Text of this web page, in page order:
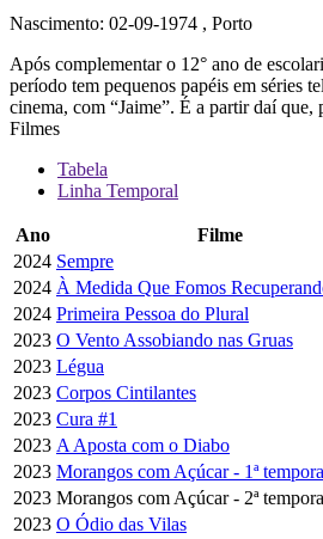
Nascimento: 02-09-1974 , Porto
Após complementar o 12° ano de
período tem pequenos papéis em séries
cinema, com “Jaime”. É a partir daí
Filmes
Tabela
Linha Temporal
Ano Filme
2024 Sempre
2024 À Medida Que Fomos
2024 Primeira Pessoa do Plural
2023 O Vento Assobiando nas Gruas
2023 Légua
2023 Corpos Cintilantes
2023 Cura #1
2023 A Aposta com o Diabo
2023 Morangos com Açúcar - 1ª
2023 Morangos com Açúcar - 2ª
2023 O Ódio das Vilas